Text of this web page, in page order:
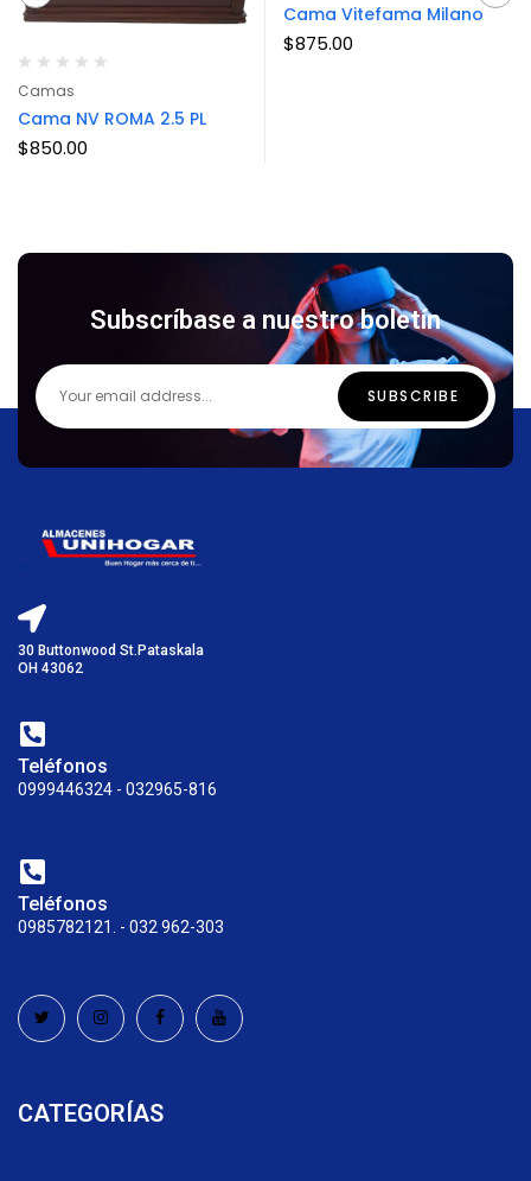
Camas
Cama NV ROMA 2.5 PL
$850.00
Cama Vitefama Milano
$875.00
Subscríbase a nuestro boletín
30 Buttonwood St.Pataskala
OH 43062
Teléfonos
0999446324 - 032965-816
Teléfonos
0985782121. - 032 962-303
CATEGORÍAS